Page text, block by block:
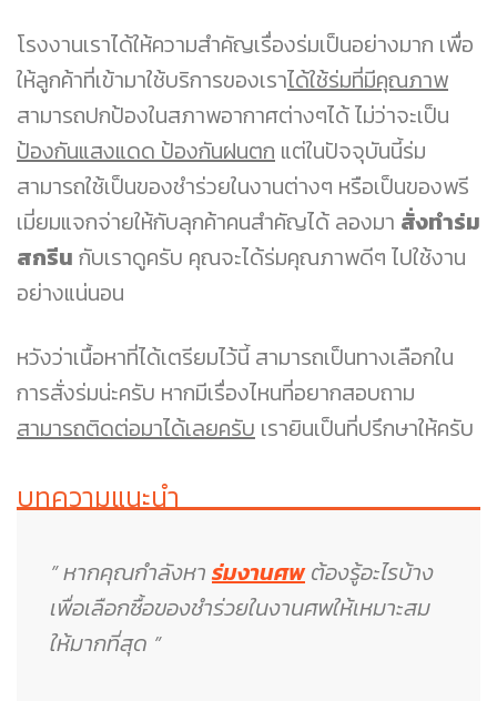
โรงงานเราได้ให้ความสำคัญเรื่องร่มเป็นอย่างมาก เพื่อ
ให้ลูกค้าที่เข้ามาใช้บริการของเราได้ใช้ร่มที่มีคุณภาพ
สามารถปกป้องในสภาพอากาศต่างๆได้ ไม่ว่าจะเป็น
ป้องกันแสงแดด ป้องกันฝนตก แต่ในปัจจุบันนี้ร่ม
สามารถใช้เป็นของชำร่วยในงานต่างๆ หรือเป็นของพรี
เมี่ยมแจกจ่ายให้กับลุกค้าคนสำคัญได้ ลองมา สั่งทำร่ม
สกรีน กับเราดูครับ คุณจะได้ร่มคุณภาพดีๆ ไปใช้งาน
อย่างแน่นอน
หวังว่าเนื้อหาที่ได้เตรียมไว้นี้ สามารถเป็นทางเลือกใน
การสั่งร่มน่ะครับ หากมีเรื่องไหนที่อยากสอบถาม
สามารถติดต่อมาได้เลยครับ เรายินเป็นที่ปรึกษาให้ครับ
บทความแนะนำ
” หากคุณกำลังหา ร่มงานศพต้องรู้อะไรบ้าง
เพื่อเลือกซื้อของชำร่วยในงานศพให้เหมาะสม
ให้มากที่สุด ”